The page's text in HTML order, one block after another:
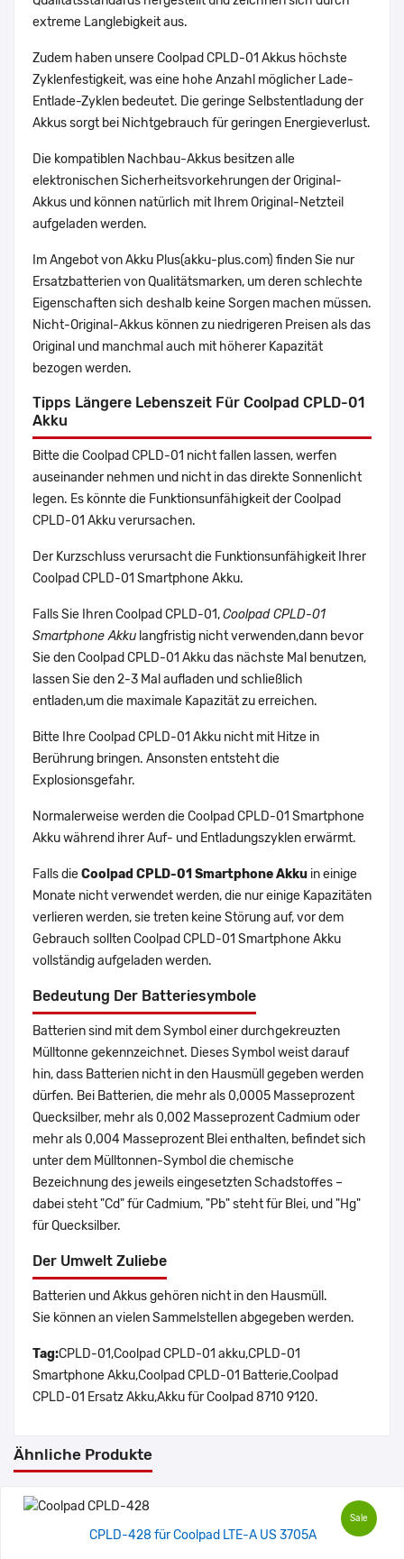
extreme Langlebigkeit aus.
Zudem haben unsere Coolpad CPLD-01 Akkus höchste
Zyklenfestigkeit, was eine hohe Anzahl möglicher Lade-
Entlade-Zyklen bedeutet. Die geringe Selbstentladung der
Akkus sorgt bei Nichtgebrauch für geringen Energieverlust.
Die kompatiblen Nachbau-Akkus besitzen alle
elektronischen Sicherheitsvorkehrungen der Original-
Akkus und können natürlich mit Ihrem Original-Netzteil
aufgeladen werden.
Im Angebot von Akku Plus(akku-plus.com) finden Sie nur
Ersatzbatterien von Qualitätsmarken, um deren schlechte
Eigenschaften sich deshalb keine Sorgen machen müssen.
Nicht-Original-Akkus können zu niedrigeren Preisen als das
Original und manchmal auch mit höherer Kapazität
bezogen werden.
Tipps Längere Lebenszeit Für Coolpad CPLD-01
Akku
Bitte die Coolpad CPLD-01 nicht fallen lassen, werfen
auseinander nehmen und nicht in das direkte Sonnenlicht
legen. Es könnte die Funktionsunfähigkeit der Coolpad
CPLD-01 Akku verursachen.
Der Kurzschluss verursacht die Funktionsunfähigkeit Ihrer
Coolpad CPLD-01 Smartphone Akku.
Falls Sie Ihren Coolpad CPLD-01,Coolpad CPLD-01
Smartphone Akku langfristig nicht verwenden,dann bevor
Sie den Coolpad CPLD-01 Akku das nächste Mal benutzen,
lassen Sie den 2-3 Mal aufladen und schließlich
entladen,um die maximale Kapazität zu erreichen.
Bitte Ihre Coolpad CPLD-01 Akku nicht mit Hitze in
Berührung bringen. Ansonsten entsteht die
Explosionsgefahr.
Normalerweise werden die Coolpad CPLD-01 Smartphone
Akku während ihrer Auf- und Entladungszyklen erwärmt.
Falls dieCoolpad CPLD-01 Smartphone Akku in einige
Monate nicht verwendet werden, die nur einige Kapazitäten
verlieren werden, sie treten keine Störung auf, vor dem
Gebrauch sollten Coolpad CPLD-01 Smartphone Akku
vollständig aufgeladen werden.
Bedeutung Der Batteriesymbole
Batterien sind mit dem Symbol einer durchgekreuzten
Mülltonne gekennzeichnet. Dieses Symbol weist darauf
hin, dass Batterien nicht in den Hausmüll gegeben werden
dürfen. Bei Batterien, die mehr als 0,0005 Masseprozent
Quecksilber, mehr als 0,002 Masseprozent Cadmium oder
mehr als 0,004 Masseprozent Blei enthalten, befindet sich
unter dem Mülltonnen-Symbol die chemische
Bezeichnung des jeweils eingesetzten Schadstoffes –
dabei steht "Cd" für Cadmium, "Pb" steht für Blei, und "Hg"
für Quecksilber.
Der Umwelt Zuliebe
Batterien und Akkus gehören nicht in den Hausmüll.
Sie können an vielen Sammelstellen abgegeben werden.
Tag:CPLD-01,Coolpad CPLD-01 akku,CPLD-01
Smartphone Akku,Coolpad CPLD-01 Batterie,Coolpad
CPLD-01 Ersatz Akku,Akku für Coolpad 8710 9120.
Ähnliche Produkte
Sale
CPLD-428 für Coolpad LTE-A US 3705A